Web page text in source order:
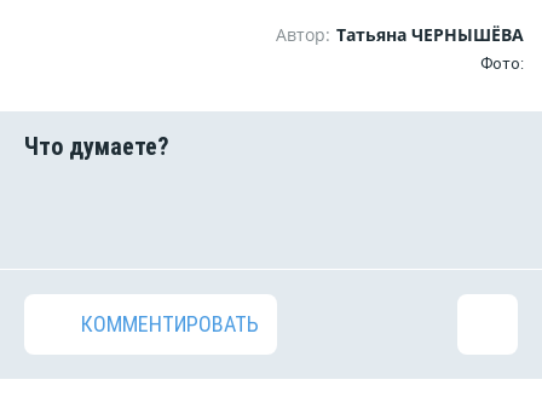
Автор: Татьяна ЧЕРНЫШЁВА
Фото:
КОММЕНТИРОВАТЬ